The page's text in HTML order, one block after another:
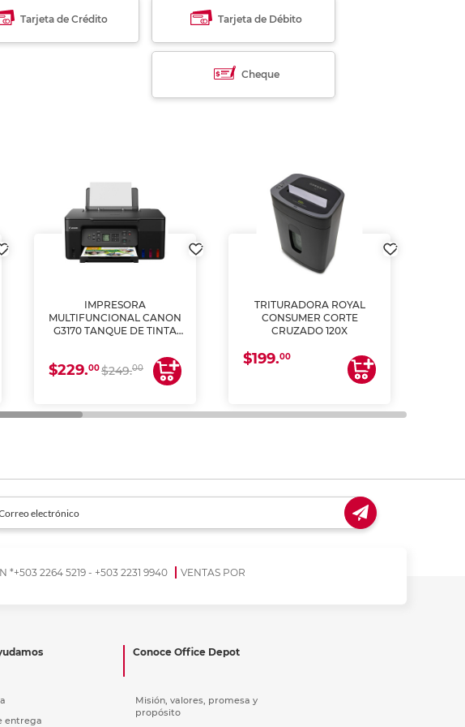
Tarjeta de Crédito Tarjeta de Débito
Cheque
IMPRESORA
MULTIFUNCIONAL CANON
G3170 TANQUE DE TINTA
$229.00$249.00
TRITURADORA ROYAL
CONSUMER CORTE
CRUZADO 120X
$199.00
*+503 2264 5219 - +503 2231 9940
VENTAS POR
entrega
Conoce Office Depot
Misión, valores, promesa y
propósito